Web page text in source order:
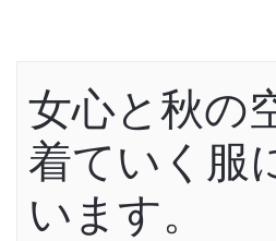
女心と秋の
着ていく服
います。